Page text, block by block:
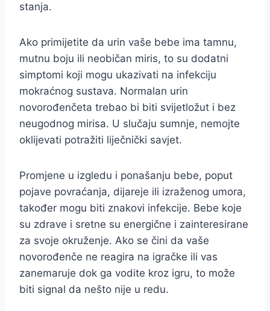
stanja.
Ako primijetite da urin vaše bebe ima tamnu,
mutnu boju ili neobičan miris, to su dodatni
simptomi koji mogu ukazivati na infekciju
mokraćnog sustava. Normalan urin
novorođenčeta trebao bi biti svijetložut i bez
neugodnog mirisa. U slučaju sumnje, nemojte
oklijevati potražiti liječnički savjet.
Promjene u izgledu i ponašanju bebe, poput
pojave povraćanja, dijareje ili izraženog umora,
također mogu biti znakovi infekcije. Bebe koje
su zdrave i sretne su energične i zainteresirane
za svoje okruženje. Ako se čini da vaše
novorođenče ne reagira na igračke ili vas
zanemaruje dok ga vodite kroz igru, to može
biti signal da nešto nije u redu.